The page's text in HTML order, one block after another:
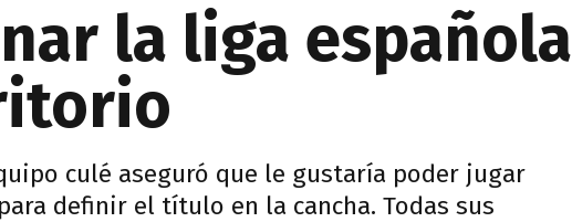
la liga española
culé aseguró que le gustaría poder jugar
definir el título en la cancha. Todas sus